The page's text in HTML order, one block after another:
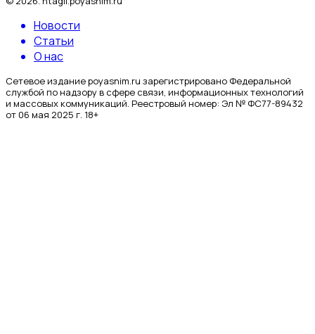
Новости
Статьи
О нас
Сетевое издание poyasnim.ru зарегистрировано Федеральной
службой по надзору в сфере связи, информационных технологий
и массовых коммуникаций. Реестровый номер: Эл № ФС77-89432
от 06 мая 2025 г. 18+